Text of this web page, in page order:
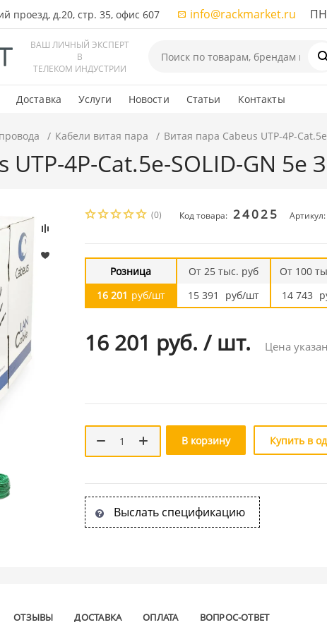
проезд, д.20, стр. 35, офис 607 info@rackmarket.ru ПН-
ВАШ ЛИЧНЫЙ ЭКСПЕРТ
В
ТЕЛЕКОМ ИНДУСТРИИ
Доставка Услуги Новости Статьи Контакты
Кабели витая пара Витая пара Cabeus UTP-4P-
UTP-4P-Cat.5e-SOLID-GN 5e
(0) Код товара: 24025
Розница
16 201 руб/шт
От 25 тыс. руб
15 391
руб/шт
От 100
14 743
16 201 руб. / шт. Цена
В корзину Купить в
Выслать спецификацию
ОТЗЫВЫ ДОСТАВКА ОПЛАТА ВОПРОС-ОТВЕТ